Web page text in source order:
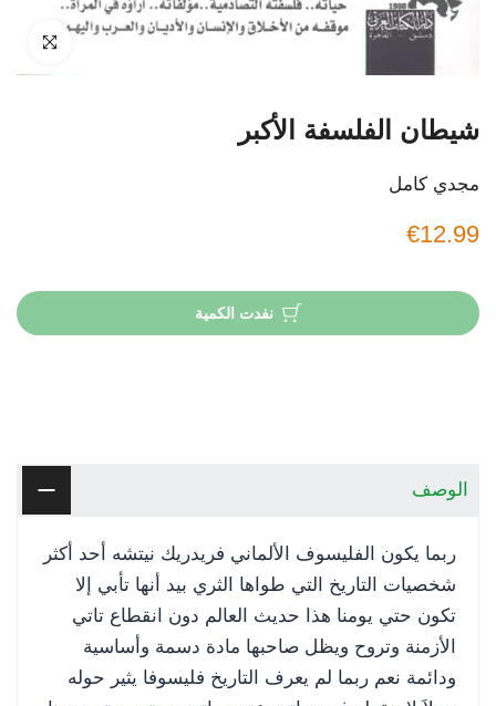
انقر للتكبير
شيطان الفلسفة الأكبر
مجدي كامل
€12.99
نفدت الكمية
الوصف
ربما يكون الفليسوف الألماني فريدريك نيتشه أحد أكثر
شخصيات التاريخ التي طواها الثري بيد أنها تأبي إلا
تكون حتي يومنا هذا حديث العالم دون انقطاع تاتي
الأزمنة وتروح ويظل صاحبها مادة دسمة وأساسية
ودائمة نعم ربما لم يعرف التاريخ فليسوفا يثير حوله